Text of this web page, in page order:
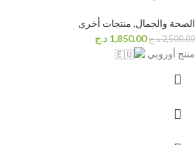
الصحة والجمال, منتجات أخرى
2,500.00د.ج 1,850.00 د.ج
منتج أوروبي